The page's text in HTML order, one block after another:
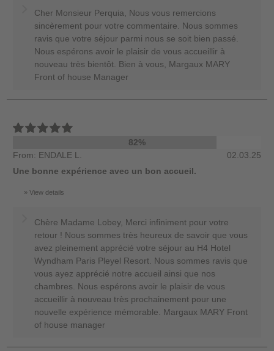
Cher Monsieur Perquia, Nous vous remercions
sincèrement pour votre commentaire. Nous sommes
ravis que votre séjour parmi nous se soit bien passé.
Nous espérons avoir le plaisir de vous accueillir à
nouveau très bientôt. Bien à vous, Margaux MARY
Front of house Manager
82%
From: ENDALE L.
02.03.25
Une bonne expérience avec un bon accueil.
View details
Chère Madame Lobey, Merci infiniment pour votre
retour ! Nous sommes très heureux de savoir que vous
avez pleinement apprécié votre séjour au H4 Hotel
Wyndham Paris Pleyel Resort. Nous sommes ravis que
vous ayez apprécié notre accueil ainsi que nos
chambres. Nous espérons avoir le plaisir de vous
accueillir à nouveau très prochainement pour une
nouvelle expérience mémorable. Margaux MARY Front
of house manager